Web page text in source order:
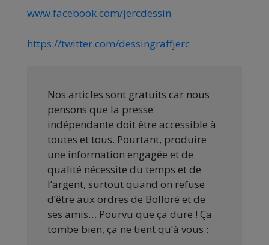
www.facebook.com/jercdessin
https://twitter.com/dessingraffjerc
Nos articles sont gratuits car nous
pensons que la presse
indépendante doit être accessible à
toutes et tous. Pourtant, produire
une information engagée et de
qualité nécessite du temps et de
l’argent, surtout quand on refuse
d’être aux ordres de Bolloré et de
ses amis… Pourvu que ça dure ! Ça
tombe bien, ça ne tient qu’à vous :